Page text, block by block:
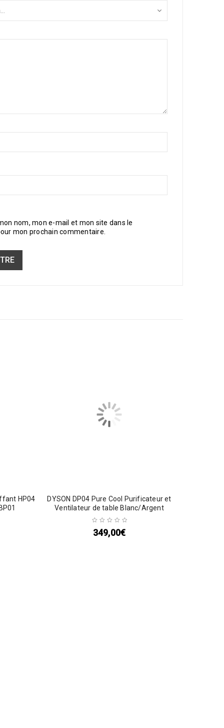
nom, mon e-mail et mon site dans le
mon prochain commentaire.
HP04
DYSON DP04 Pure Cool Purificateur et
Ventilateur de table Blanc/Argent
349,00€